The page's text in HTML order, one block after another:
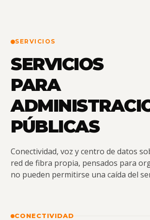
SERVICIOS
SERVICIOS
PARA
PÚBLICAS
Conectividad, voz y centro de datos
red de fibra propia, pensados para
no pueden permitirse una caída del
CONECTIVIDAD